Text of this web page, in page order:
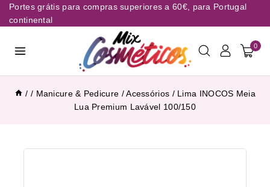
Portes grátis para compras superiores a 60€, para Portugal
continental
0
/ / Manicure & Pedicure / Acessórios / Lima INOCOS Meia
Lua Premium Lavável 100/150